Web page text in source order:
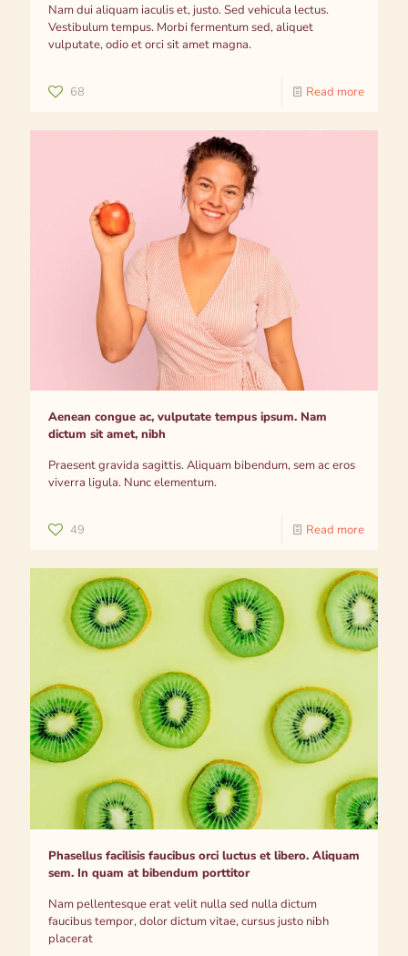
Nam dui aliquam iaculis et, justo. Sed vehicula lectus.
Vestibulum tempus. Morbi fermentum sed, aliquet
vulputate, odio et orci sit amet magna.
68 Read more
Aenean congue ac, vulputate tempus ipsum. Nam
dictum sit amet, nibh
Praesent gravida sagittis. Aliquam bibendum, sem ac eros
viverra ligula. Nunc elementum.
49 Read more
Phasellus facilisis faucibus orci luctus et libero. Aliquam
sem. In quam at bibendum porttitor
Nam pellentesque erat velit nulla sed nulla dictum
faucibus tempor, dolor dictum vitae, cursus justo nibh
placerat